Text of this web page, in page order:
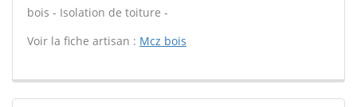
bois - Isolation de toiture -
Voir la fiche artisan : Mcz bois